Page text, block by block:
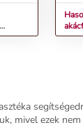
mivel ezek